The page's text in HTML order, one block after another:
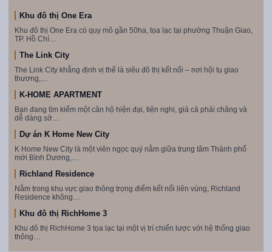
Khu đô thị One Era
Khu đô thị One Era có quy mô gần 50ha, tọa lạc tại phường Thuận Giao,
TP. Hồ Chí…
The Link City
The Link City khẳng định vị thế là siêu đô thị kết nối – nơi hội tụ giao
thương,…
K-HOME APARTMENT
Bạn đang tìm kiếm một căn hộ hiện đại, tiện nghi, giá cả phải chăng và
dễ dàng sở…
Dự án K Home New City
K Home New City là một viên ngọc quý nằm giữa trung tâm Thành phố
mới Bình Dương,…
Richland Residence
Nằm trong khu vực giao thông trọng điểm kết nối liên vùng, Richland
Residence không…
Khu đô thị RichHome 3
Khu đô thị RichHome 3 tọa lạc tại một vị trí chiến lược với hệ thống giao
thông…